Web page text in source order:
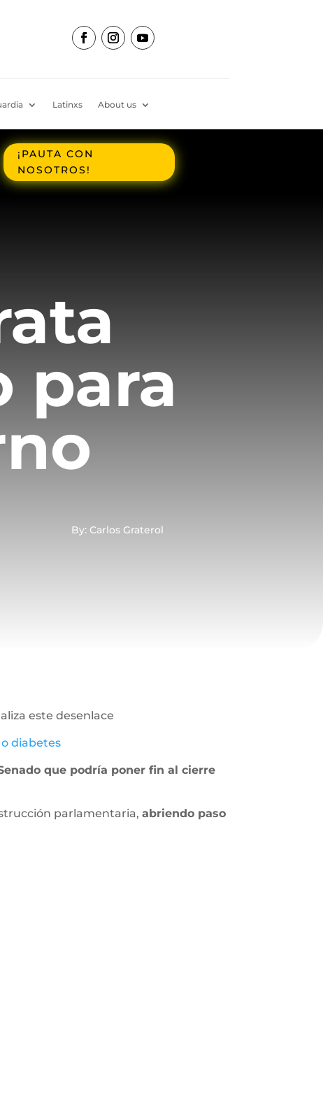
Latinxs About us
¡PAUTA CON
NOSOTROS!
para
By: Carlos Graterol
este desenlace
diabetes
que podría poner fin al cierre
parlamentaria,abriendo paso